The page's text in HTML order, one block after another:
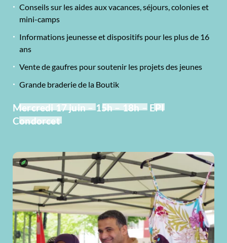
Conseils sur les aides aux vacances, séjours, colonies et
mini-camps
Informations jeunesse et dispositifs pour les plus de 16
ans
Vente de gaufres pour soutenir les projets des jeunes
Grande braderie de la Boutik
Mercredi 17 juin – 15h – 18h – EPI
Condorcet